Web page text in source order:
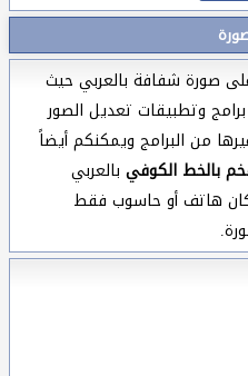
صورة شفافة بالعربي حيث
وتطبيقات تعديل الصور
من البرامج ويمكنكم أيضاً
بالخط الكوفي بالعربي
هاتف أو حاسوب فقط